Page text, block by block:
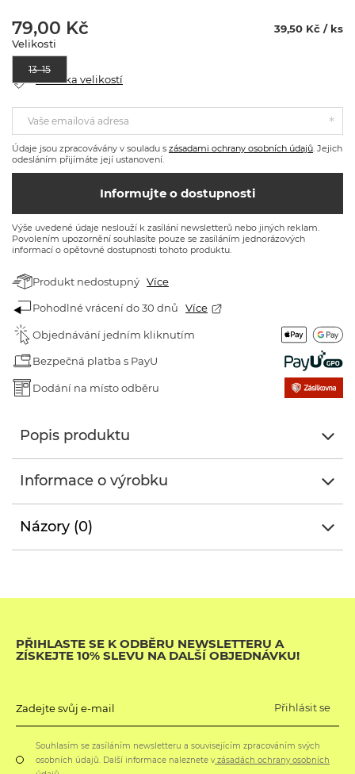
79,00 Kč
39,50 Kč / ks
Velikosti
13–15
Tabulka velikostí
Vaše emailová adresa
Údaje jsou zpracovávány v souladu s zásadami ochrany osobních údajů . Jejich
odesláním přijímáte její ustanovení.
Informujte o dostupnosti
Výše uvedené údaje neslouží k zasílání newsletterů nebo jiných reklam.
Povolením upozornění souhlasíte pouze se zasíláním jednorázových
informací o opětovné dostupnosti tohoto produktu.
Produkt nedostupný Více
Pohodlné vrácení do 30 dnů Více
Objednávání jedním kliknutím
Bezpečná platba s PayU
Dodání na místo odběru
Popis produktu
Informace o výrobku
Názory (0)
PŘIHLASTE SE K ODBĚRU NEWSLETTERU A
ZÍSKEJTE 10% SLEVU NA DALŠÍ OBJEDNÁVKU!
Zadejte svůj e-mail Přihlásit se
Souhlasím se zasíláním newsletteru a souvisejícím zpracováním svých
osobních údajů. Další informace naleznete vzásadách ochrany osobních